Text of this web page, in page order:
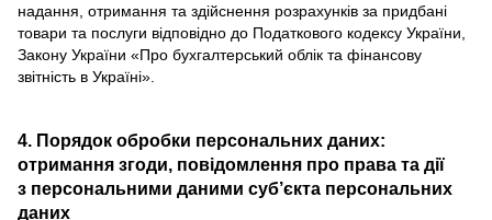
надання, отримання та здійснення розрахунків за придбані
товари та послуги відповідно до Податкового кодексу України,
Закону України «Про бухгалтерський облік та фінансову
звітність в Україні».
4. Порядок обробки персональних даних:
отримання згоди, повідомлення про права та дії
з персональними даними суб’єкта персональних
даних